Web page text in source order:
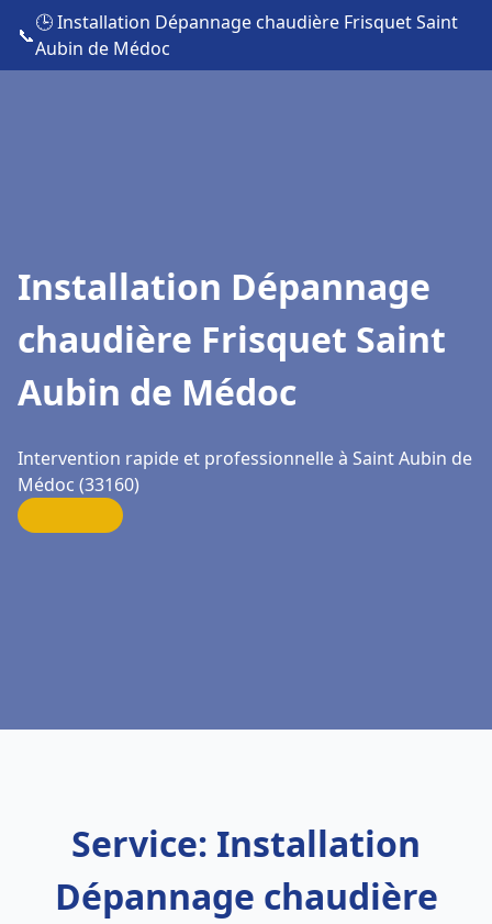
📞
🕒 Installation Dépannage chaudière Frisquet Saint
Aubin de Médoc
Installation Dépannage
chaudière Frisquet Saint
Aubin de Médoc
Intervention rapide et professionnelle à Saint Aubin de
Médoc (33160)
Service: Installation
Dépannage chaudière